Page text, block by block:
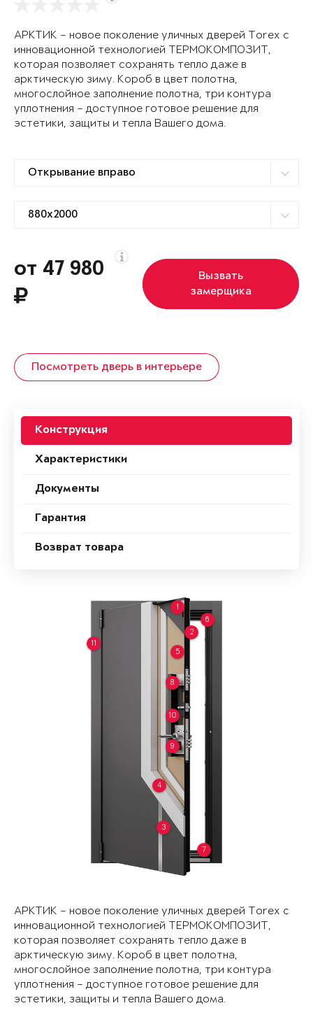
АРКТИК – новое поколение уличных дверей Torex с
инновационной технологией ТЕРМОКОМПОЗИТ,
которая позволяет сохранять тепло даже в
арктическую зиму. Короб в цвет полотна,
многослойное заполнение полотна, три контура
уплотнения – доступное готовое решение для
эстетики, защиты и тепла Вашего дома.
от 47 980
Вызвать
замерщика
Посмотреть дверь в интерьере
Конструкция
Характеристики
Документы
Гарантия
Возврат товара
1
2
3
4
5
6
7
8
9
10
11
АРКТИК – новое поколение уличных дверей Torex с
инновационной технологией ТЕРМОКОМПОЗИТ,
которая позволяет сохранять тепло даже в
арктическую зиму. Короб в цвет полотна,
многослойное заполнение полотна, три контура
уплотнения – доступное готовое решение для
эстетики, защиты и тепла Вашего дома.